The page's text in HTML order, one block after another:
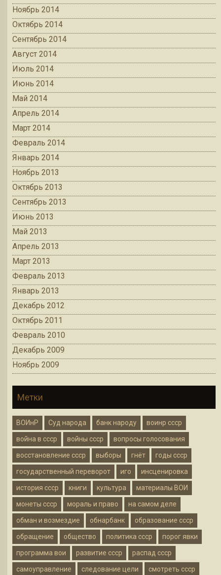
Ноябрь 2014
Октябрь 2014
Сентябрь 2014
Август 2014
Июль 2014
Июнь 2014
Май 2014
Апрель 2014
Март 2014
Февраль 2014
Январь 2014
Ноябрь 2013
Октябрь 2013
Сентябрь 2013
Июнь 2013
Май 2013
Апрель 2013
Март 2013
Февраль 2013
Январь 2013
Декабрь 2012
Октябрь 2011
Февраль 2010
Декабрь 2009
Ноябрь 2009
Метки
ВОИнР Суд народа банк народу воинр ссср
война в ссср войны ссср вопросы голосования
восстановление ссср выборы гнёт годы ссср
государственный переворот иго инсценировка
история ссср книги культура материалы ВОИ
монеты ссср мораль и право на самом деле
обман и возмездие обнарбанк образование ссср
обращение общество политика ссср порог явки
программа вои развитие ссср распад ссср
самоуправление следование цели смотреть ссср